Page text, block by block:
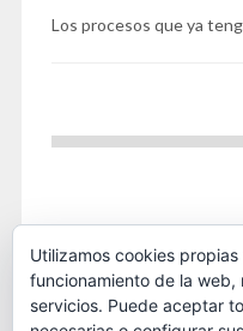
Los procesos que ya
Utilizamos cookies
funcionamiento de la web,
servicios. Puede aceptar